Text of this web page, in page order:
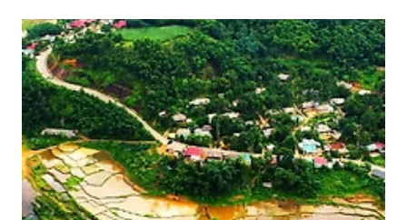
습니다. 아름다운 사파 호수 정 중앙에 있는 호수를 따라유럽풍의 건물들이 있
어 하나하나 구경하는재미가 남다릅니다.오늘은 그 건물들을 하나씩 되짚어 보
도록하겠습니다.그럼, 출발할까요~ 지난번, 천국의 문을 소개해 드린 적이 있
는데사파가 천국의 입구인가 봅니다."지구와 천국이 만나다"라는 글이 인상적
입니다. 매일 안개와 낮게 깔린 ..